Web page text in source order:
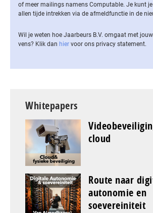
of meer mailings namens Computable. Je kunt
allen tijde intrekken via de af­meld­func­tie in de
Wil je weten hoe Jaarbeurs B.V. omgaat met
vens? Klik dan hier voor ons privacy statement.
Whitepapers
cloud
Route naar
autonomie en
soevereiniteit